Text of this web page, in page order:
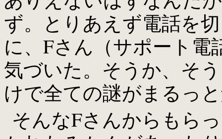
ず。とりあえず電話を
に、Fさん（サポート
気づいた。そうか、そ
けで全ての謎がまるっ
そんなFさんからもら